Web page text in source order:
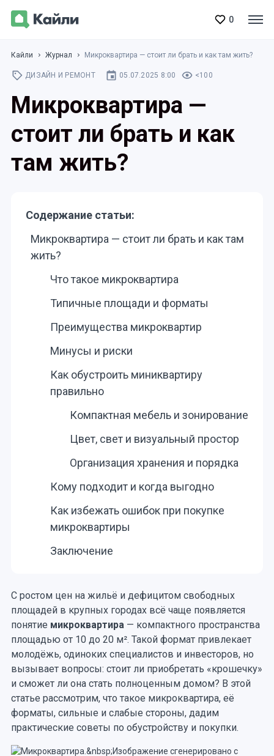
0
Кайли Журнал Микроквартира — стоит ли брать и как там жить?
ДИЗАЙН И РЕМОНТ 05.07.2025 8:00 <100
Микроквартира —
стоит ли брать и как
там жить?
Содержание статьи:
Микроквартира — стоит ли брать и как там
жить?
Что такое микроквартира
Типичные площади и форматы
Преимущества микроквартир
Минусы и риски
Как обустроить миниквартиру
правильно
Компактная мебель и зонирование
Цвет, свет и визуальный простор
Организация хранения и порядка
Кому подходит и когда выгодно
Как избежать ошибок при покупке
микроквартиры
Заключение
С ростом цен на жильё и дефицитом свободных
площадей в крупных городах всё чаще появляется
понятие микроквартира— компактного пространства
площадью от 10 до 20 м². Такой формат привлекает
молодёжь, одиноких специалистов и инвесторов, но
вызывает вопросы: стоит ли приобретать «крошечку»
и сможет ли она стать полноценным домом? В этой
статье рассмотрим, что такое микроквартира, её
форматы, сильные и слабые стороны, дадим
практические советы по обустройству и покупки.